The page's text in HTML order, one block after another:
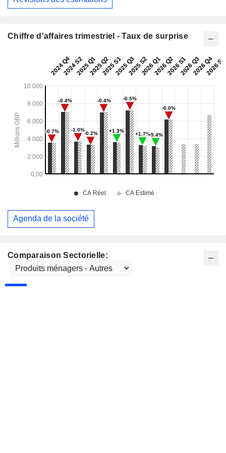
Comparaison Sectorielle:
Chiffre d'affaires trimestriel - Taux de surprise
Agenda de la société